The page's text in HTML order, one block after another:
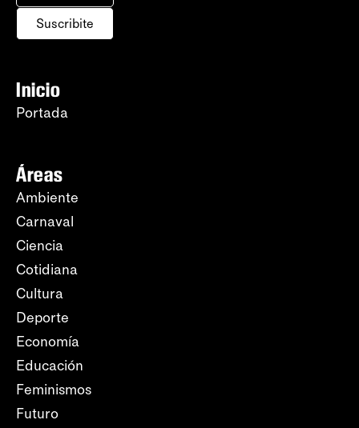
Suscribite
Inicio
Portada
Áreas
Ambiente
Carnaval
Ciencia
Cotidiana
Cultura
Deporte
Economía
Educación
Feminismos
Futuro